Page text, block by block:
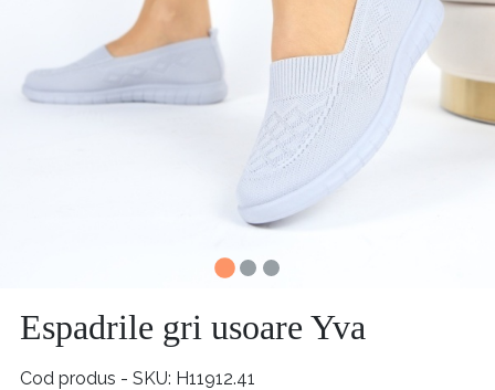
Espadrile gri usoare Yva
Cod produs - SKU H11912.41